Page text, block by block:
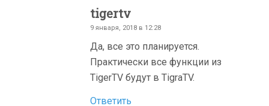
tigertv
9 января, 2018 в 12:28
Да, все это планируется.
Практически все функции из
TigerTV будут в TigraTV.
Ответить